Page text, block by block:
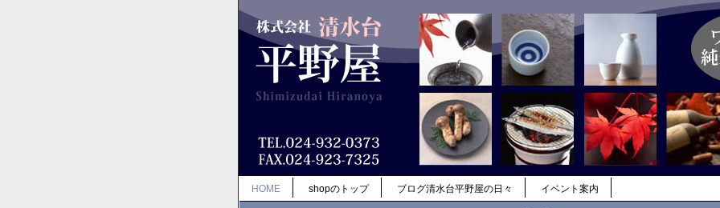
HOME shopのトップ ブログ清水台平野屋の日々 イベント案内